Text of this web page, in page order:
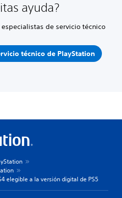
ayuda?
de servicio técnico
técnico de PlayStation
elegible a la versión digital de PS5